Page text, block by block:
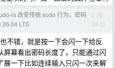
rs 改变传统 sudo 行为，密码
26.04 LTS
2 月
28 日
不错，就是按一下会闪一下给反
幕看出密码长度了，只能通过闪
一下比如连续输入只闪一次来解